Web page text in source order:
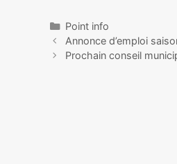
Point info
Annonce d’emploi
Prochain conseil